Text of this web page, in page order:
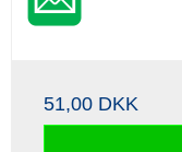
51,00 DKK